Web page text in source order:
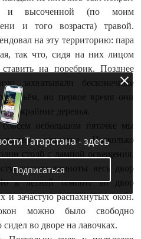
и высоченной (по моим
и того возраста) травой.
на эту территорию: пара
так что, сидя на них лицом
на поребрик. Позднее
захватывали бесконечные
бельём, но первое время они
на крайние деревья.
небольшом пятачке мы
допоздна. Насколько
столб с лампой освещения,
темноты весь двор
в летней темноте во двор
и зачастую распахнутых окон.
можно было свободно
сидел во дворе на лавочках.
Татарстана - здесь
Подписаться